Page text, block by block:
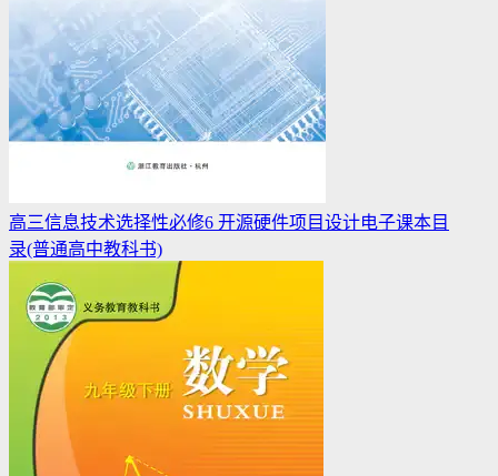
高三信息技术选择性必修6 开源硬件项目设计电子课本目
录(普通高中教科书)